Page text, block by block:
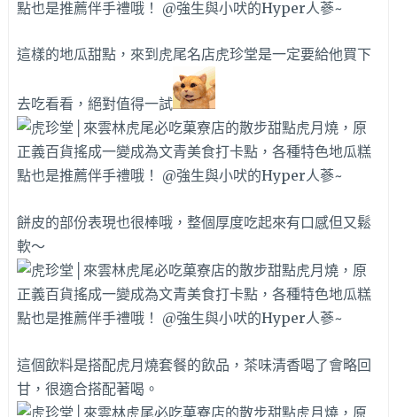
這樣的地瓜甜點，來到虎尾名店虎珍堂是一定要給他買下
去吃看看，絕對值得一試
餅皮的部份表現也很棒哦，整個厚度吃起來有口感但又鬆
軟～
這個飲料是搭配虎月燒套餐的飲品，茶味清香喝了會略回
甘，很適合搭配著喝。